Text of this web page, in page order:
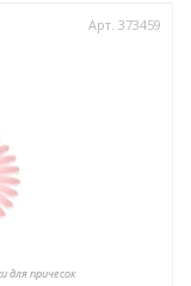
Арт. 373459
для причесок